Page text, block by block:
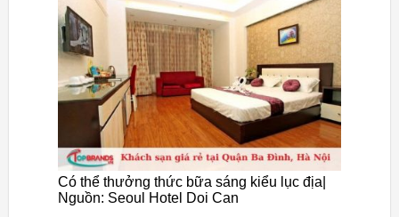
Có thể thưởng thức bữa sáng kiểu lục địa|
Nguồn: Seoul Hotel Doi Can